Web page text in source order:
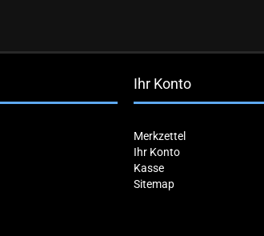
Ihr Konto
Merkzettel
Ihr Konto
Kasse
Sitemap